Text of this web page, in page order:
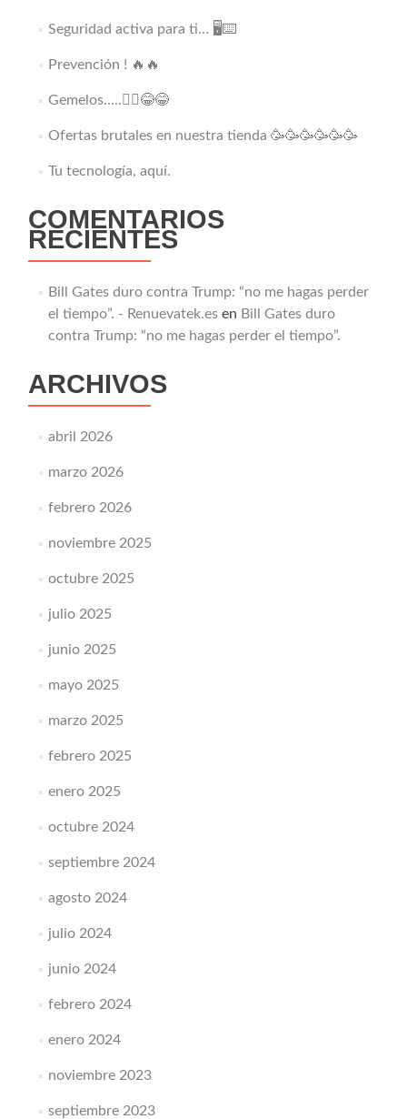
Seguridad activa para ti… 🖥️⌨️
Prevención ! 🔥🔥
Gemelos…..👯‍♂️😂😂
Ofertas brutales en nuestra tienda 🥳🥳🥳🥳🥳🥳
Tu tecnología, aquí.
COMENTARIOS
RECIENTES
Bill Gates duro contra Trump: “no me hagas perder
el tiempo”. - Renuevatek.esen Bill Gates duro
contra Trump: “no me hagas perder el tiempo”.
ARCHIVOS
abril 2026
marzo 2026
febrero 2026
noviembre 2025
octubre 2025
julio 2025
junio 2025
mayo 2025
marzo 2025
febrero 2025
enero 2025
octubre 2024
septiembre 2024
agosto 2024
julio 2024
junio 2024
febrero 2024
enero 2024
noviembre 2023
septiembre 2023